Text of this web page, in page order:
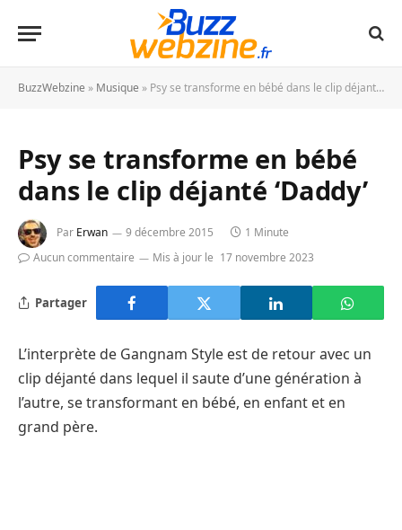
BuzzWebzine » Musique » Psy se transforme en bébé dans le clip déjanté ‘Daddy’
Psy se transforme en bébé
dans le clip déjanté ‘Daddy’
Par Erwan 9 décembre 2015
1 Minute
Aucun commentaire
Mis à jour le 17 novembre 2023
Partager
L’interprète de Gangnam Style est de retour avec un
clip déjanté dans lequel il saute d’une génération à
l’autre, se transformant en bébé, en enfant et en
grand père.